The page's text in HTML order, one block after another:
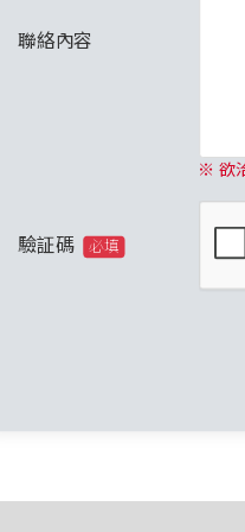
聯絡內容
※ 欲
驗証碼 必填